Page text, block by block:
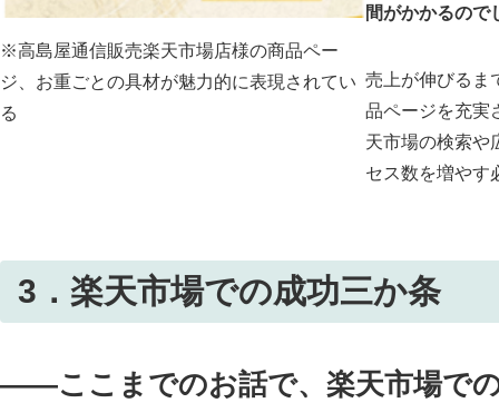
※高島屋通信販売楽天市場店様の商品ペー
ジ、お重ごとの具材が魅力的に表現されてい
る
間がかかるので
売上が伸びるま
品ページを充実
天市場の検索や
セス数を増やす
3．楽天市場での成功三か条
――ここまでのお話で、楽天市場で